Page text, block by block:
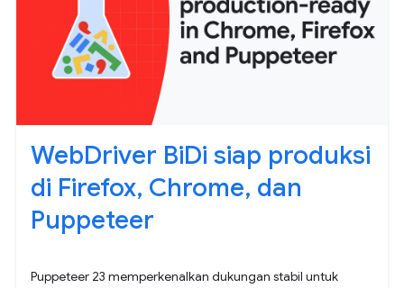
WebDriver BiDi siap produksi
di Firefox, Chrome, dan
Puppeteer
Puppeteer 23 memperkenalkan dukungan stabil untuk